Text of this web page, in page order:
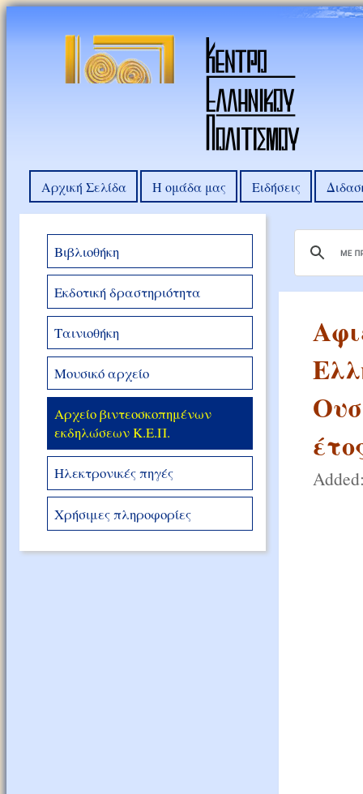
Αρχική Σελίδα Η ομάδα μας Ειδήσεις
Βιβλιοθήκη
Εκδοτική δραστηριότητα
Ταινιοθήκη
Μουσικό αρχείο
Αρχείο βιντεοσκοπημένων
εκδηλώσεων Κ.Ε.Π.
Ηλεκτρονικές πηγές
Χρήσιμες πληροφορίες